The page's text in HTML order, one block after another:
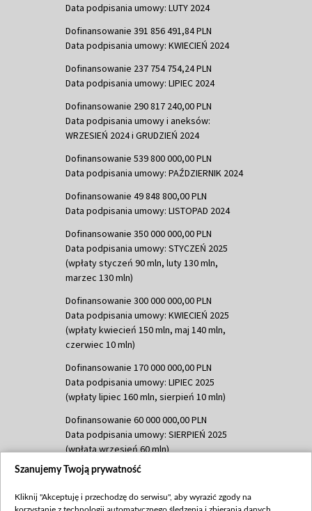
Data podpisania umowy: LUTY 2024
Dofinansowanie 391 856 491,84 PLN
Data podpisania umowy: KWIECIEŃ 2024
Dofinansowanie 237 754 754,24 PLN
Data podpisania umowy: LIPIEC 2024
Dofinansowanie 290 817 240,00 PLN
Data podpisania umowy i aneksów:
WRZESIEŃ 2024 i GRUDZIEŃ 2024
Dofinansowanie 539 800 000,00 PLN
Data podpisania umowy: PAŹDZIERNIK 2024
Dofinansowanie 49 848 800,00 PLN
Data podpisania umowy: LISTOPAD 2024
Dofinansowanie 350 000 000,00 PLN
Data podpisania umowy: STYCZEŃ 2025
(wpłaty styczeń 90 mln, luty 130 mln,
marzec 130 mln)
Dofinansowanie 300 000 000,00 PLN
Data podpisania umowy: KWIECIEŃ 2025
(wpłaty kwiecień 150 mln, maj 140 mln,
czerwiec 10 mln)
Dofinansowanie 170 000 000,00 PLN
Data podpisania umowy: LIPIEC 2025
(wpłaty lipiec 160 mln, sierpień 10 mln)
Dofinansowanie 60 000 000,00 PLN
Data podpisania umowy: SIERPIEŃ 2025
(wpłata wrzesień 60 mln)
Dofinansowanie 635 783 051,21 PLN
(wpłata wrzesień 100 mln, październik 350
Szanujemy Twoją prywatność
Kliknij "Akceptuję i przechodzę do serwisu", aby wyrazić zgody na